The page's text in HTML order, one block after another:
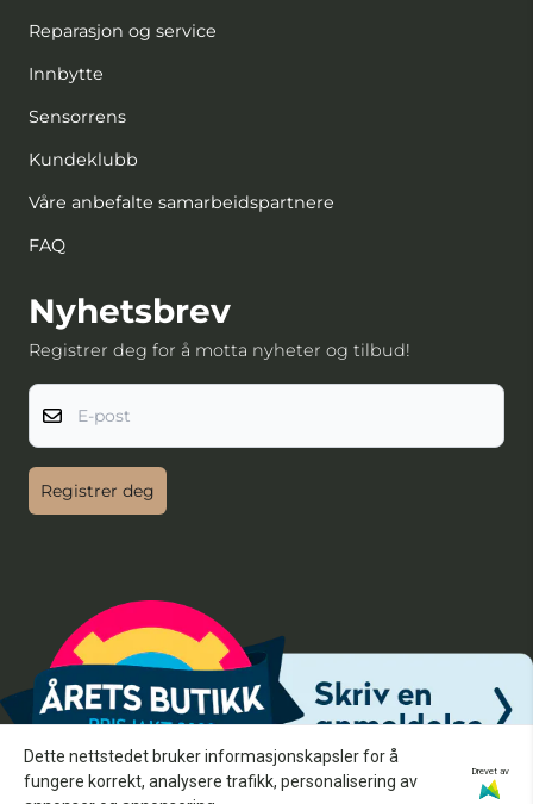
Reparasjon og service
Innbytte
Sensorrens
Kundeklubb
Våre anbefalte samarbeidspartnere
FAQ
Nyhetsbrev
Registrer deg for å motta nyheter og tilbud!
E-post
Registrer deg
Dette nettstedet bruker informasjonskapsler for å
fungere korrekt, analysere trafikk, personalisering av
Drevet av